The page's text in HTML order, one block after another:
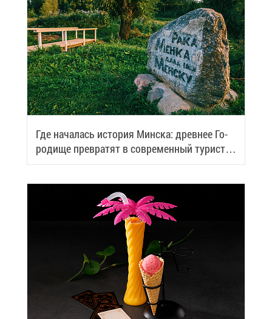
Где на­ча­лась ис­то­рия Мин­ска: древ­нее Го­
ро­ди­ще пре­вра­тят в со­вре­мен­ный ту­ри­сти­
че­ский центр